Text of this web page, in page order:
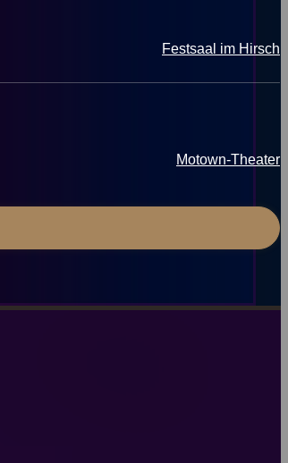
Festsaal im Hirsch
Motown-Theater